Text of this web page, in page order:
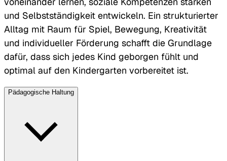
und Selbstständigkeit entwickeln. Ein strukturierter
Alltag mit Raum für Spiel, Bewegung, Kreativität
und individueller Förderung schafft die Grundlage
dafür, dass sich jedes Kind geborgen fühlt und
optimal auf den Kindergarten vorbereitet ist.
Pädagogische Haltung